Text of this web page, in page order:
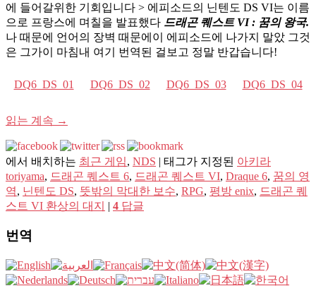
에 들어갈위한 기회입니다 > 에피소드의 닌텐도 DS VI는 이름
으로 프랑스에 며칠을 발표했다 드래곤 퀘스트 VI : 꿈의 왕국.
나 때문에 언어의 장벽 때문에이 에피소드에 나가지 말았 그것
은 그가이 마침내 여기 번역된 걸보고 정말 반갑습니다!
DQ6_DS_01 DQ6_DS_02 DQ6_DS_03 DQ6_DS_04
읽는 계속 →
에서 배치하는 최근 게임, NDS | 태그가 지정된 아키라
toriyama, 드래곤 퀘스트 6, 드래곤 퀘스트 VI, Draque 6, 꿈의 영
역, 닌텐도 DS, 뜻밖의 막대한 보수, RPG, 평방 enix, 드래곤 퀘
스트 VI 환상의 대지
| 4 답글
번역